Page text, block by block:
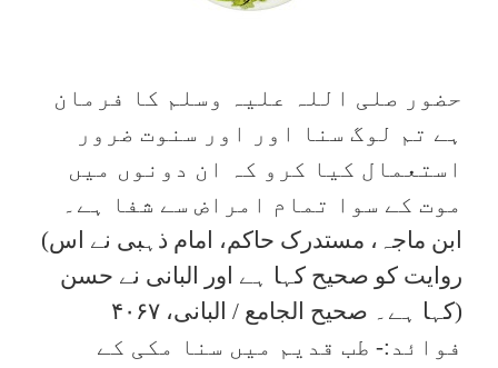
حضور صلی اللہ علیہ وسلم کا فرمان
ہے تم لوگ سنا اور اور سنوت ضرور
استعمال کیا کرو کہ ان دونوں میں
موت کے سوا تمام امراض سے شفا ہے۔
(ابن ماجہ، مستدرک حاکم، امام ذہبی نے اس
روایت کو صحیح کہا ہے اور البانی نے حسن
کہا ہے۔ صحیح الجامع / البانی، ۴۰۶۷)
فوائد:- طب قدیم میں سنا مکی کے